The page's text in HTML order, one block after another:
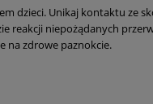
dzieci. Unikaj kontaktu ze
reakcji niepożądanych
na zdrowe paznokcie.